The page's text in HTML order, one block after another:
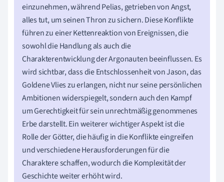
einzunehmen, während Pelias, getrieben von Angst,
alles tut, um seinen Thron zu sichern. Diese Konflikte
führen zu einer Kettenreaktion von Ereignissen, die
sowohl die Handlung als auch die
Charakterentwicklung der Argonauten beeinflussen. Es
wird sichtbar, dass die Entschlossenheit von Jason, das
Goldene Vlies zu erlangen, nicht nur seine persönlichen
Ambitionen widerspiegelt, sondern auch den Kampf
um Gerechtigkeit für sein unrechtmäßig genommenes
Erbe darstellt. Ein weiterer wichtiger Aspekt ist die
Rolle der Götter, die häufig in die Konflikte eingreifen
und verschiedene Herausforderungen für die
Charaktere schaffen, wodurch die Komplexität der
Geschichte weiter erhöht wird.